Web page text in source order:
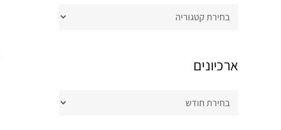
ארכיונים